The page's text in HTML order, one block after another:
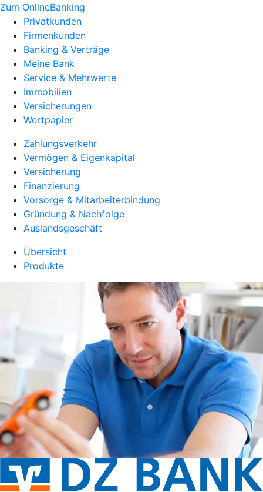
Zum OnlineBanking
Privatkunden
Firmenkunden
Banking & Verträge
Meine Bank
Service & Mehrwerte
Immobilien
Versicherungen
Wertpapier
Zahlungsverkehr
Vermögen & Eigenkapital
Versicherung
Finanzierung
Vorsorge & Mitarbeiterbindung
Gründung & Nachfolge
Auslandsgeschäft
Übersicht
Produkte